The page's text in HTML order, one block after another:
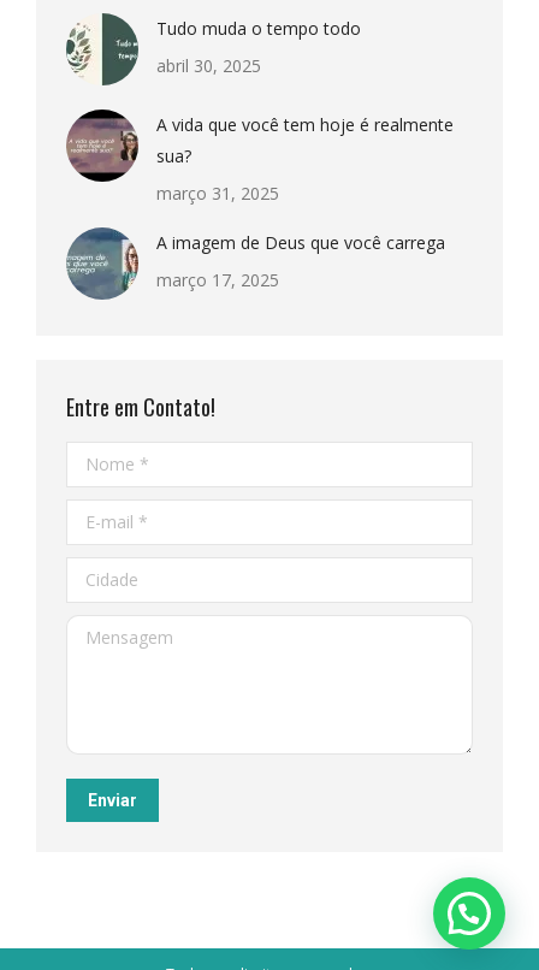
Tudo muda o tempo todo
abril 30, 2025
A vida que você tem hoje é realmente
sua?
março 31, 2025
A imagem de Deus que você carrega
março 17, 2025
Entre em Contato!
Nome *
E-mail *
Cidade
Mensagem
Enviar